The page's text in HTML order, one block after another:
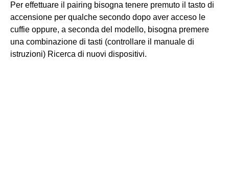
Per effettuare il pairing bisogna tenere premuto il tasto di
accensione per qualche secondo dopo aver acceso le
cuffie oppure, a seconda del modello, bisogna premere
una combinazione di tasti (controllare il manuale di
istruzioni) Ricerca di nuovi dispositivi.